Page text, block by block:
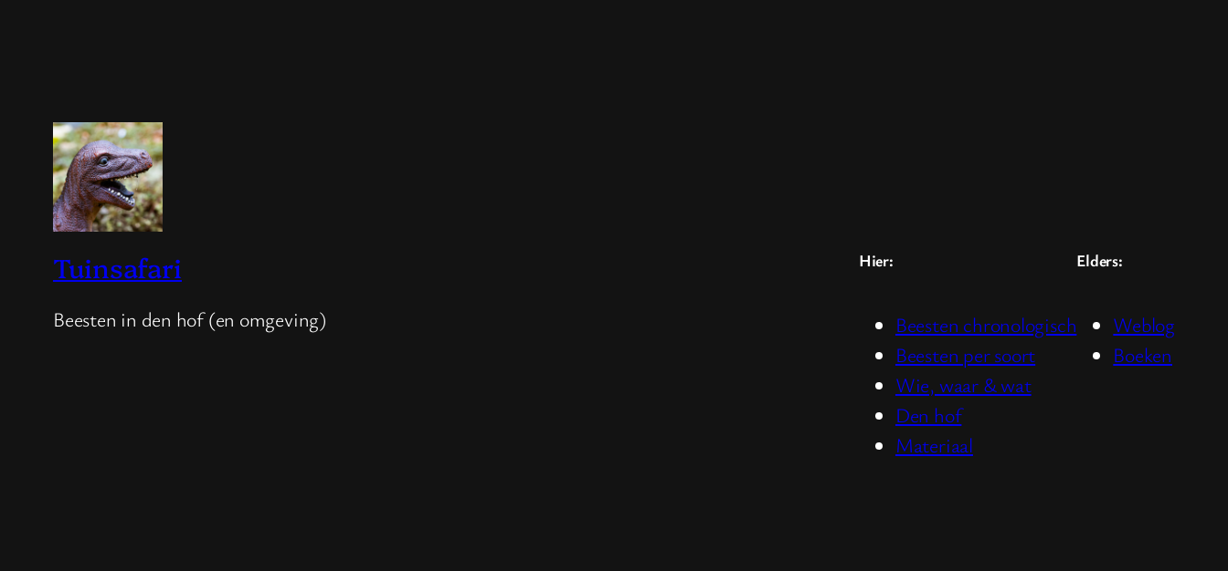
Tuinsafari
Beesten in den hof (en omgeving)
Hier:
Beesten chronologisch
Beesten per soort
Wie, waar & wat
Den hof
Materiaal
Elders:
Weblog
Boeken